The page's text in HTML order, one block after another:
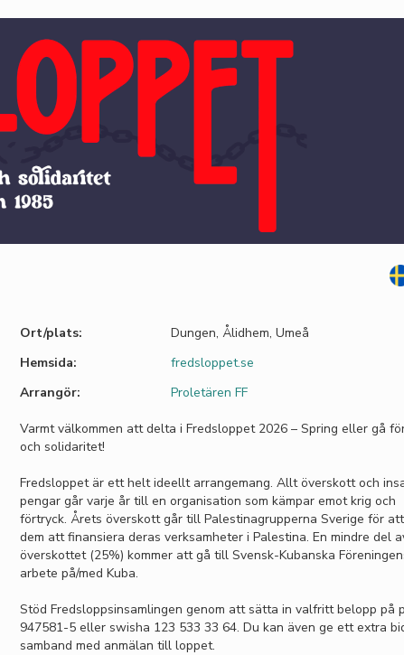
Ort/plats:
Dungen, Ålidhem, Umeå
Hemsida:
fredsloppet.se
Arrangör:
Proletären FF
Varmt välkommen att delta i Fredsloppet 2026 – Spring eller gå
och solidaritet!
Fredsloppet är ett helt ideellt arrangemang. Allt överskott och
pengar går varje år till en organisation som kämpar emot krig och
förtryck. Årets överskott går till Palestinagrupperna Sverige för
dem att finansiera deras verksamheter i Palestina. En mindre del
överskottet (25%) kommer att gå till Svensk-Kubanska
arbete på/med Kuba.
Stöd Fredsloppsinsamlingen genom att sätta in valfritt belopp på
947581-5 eller swisha 123 533 33 64. Du kan även ge ett extra
samband med anmälan till loppet.